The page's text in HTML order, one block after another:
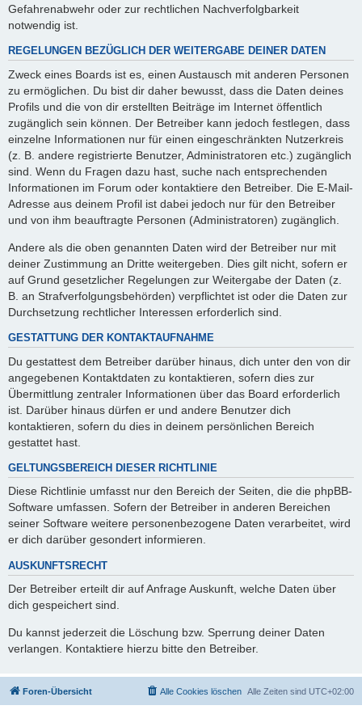
Gefahrenabwehr oder zur rechtlichen Nachverfolgbarkeit
notwendig ist.
REGELUNGEN BEZÜGLICH DER WEITERGABE DEINER DATEN
Zweck eines Boards ist es, einen Austausch mit anderen Personen
zu ermöglichen. Du bist dir daher bewusst, dass die Daten deines
Profils und die von dir erstellten Beiträge im Internet öffentlich
zugänglich sein können. Der Betreiber kann jedoch festlegen, dass
einzelne Informationen nur für einen eingeschränkten Nutzerkreis
(z. B. andere registrierte Benutzer, Administratoren etc.) zugänglich
sind. Wenn du Fragen dazu hast, suche nach entsprechenden
Informationen im Forum oder kontaktiere den Betreiber. Die E-Mail-
Adresse aus deinem Profil ist dabei jedoch nur für den Betreiber
und von ihm beauftragte Personen (Administratoren) zugänglich.
Andere als die oben genannten Daten wird der Betreiber nur mit
deiner Zustimmung an Dritte weitergeben. Dies gilt nicht, sofern er
auf Grund gesetzlicher Regelungen zur Weitergabe der Daten (z.
B. an Strafverfolgungsbehörden) verpflichtet ist oder die Daten zur
Durchsetzung rechtlicher Interessen erforderlich sind.
GESTATTUNG DER KONTAKTAUFNAHME
Du gestattest dem Betreiber darüber hinaus, dich unter den von dir
angegebenen Kontaktdaten zu kontaktieren, sofern dies zur
Übermittlung zentraler Informationen über das Board erforderlich
ist. Darüber hinaus dürfen er und andere Benutzer dich
kontaktieren, sofern du dies in deinem persönlichen Bereich
gestattet hast.
GELTUNGSBEREICH DIESER RICHTLINIE
Diese Richtlinie umfasst nur den Bereich der Seiten, die die phpBB-
Software umfassen. Sofern der Betreiber in anderen Bereichen
seiner Software weitere personenbezogene Daten verarbeitet, wird
er dich darüber gesondert informieren.
AUSKUNFTSRECHT
Der Betreiber erteilt dir auf Anfrage Auskunft, welche Daten über
dich gespeichert sind.
Du kannst jederzeit die Löschung bzw. Sperrung deiner Daten
verlangen. Kontaktiere hierzu bitte den Betreiber.
Foren-Übersicht Alle Zeiten sind UTC+02:00
Alle Cookies löschen